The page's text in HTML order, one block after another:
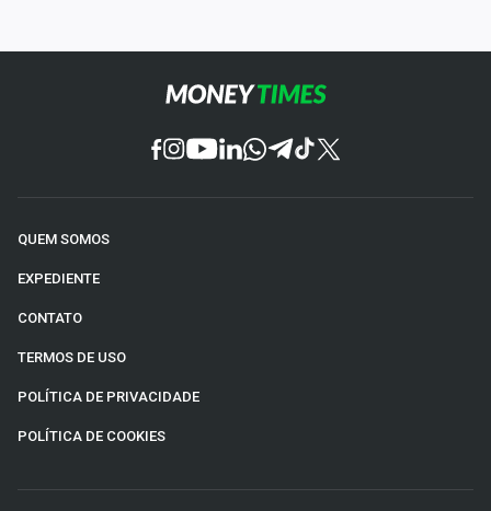
QUEM SOMOS
EXPEDIENTE
CONTATO
TERMOS DE USO
POLÍTICA DE PRIVACIDADE
POLÍTICA DE COOKIES